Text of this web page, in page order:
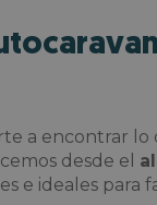
a encontrar lo
desde el
e ideales